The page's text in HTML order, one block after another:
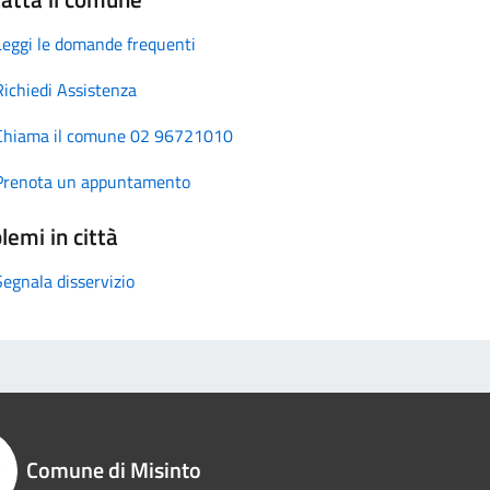
le domande frequenti
Assistenza
il comune 02 96721010
un appuntamento
in città
disservizio
Comune di Misinto